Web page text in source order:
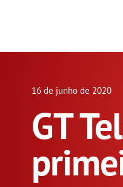
16 de junho de 2020
GT